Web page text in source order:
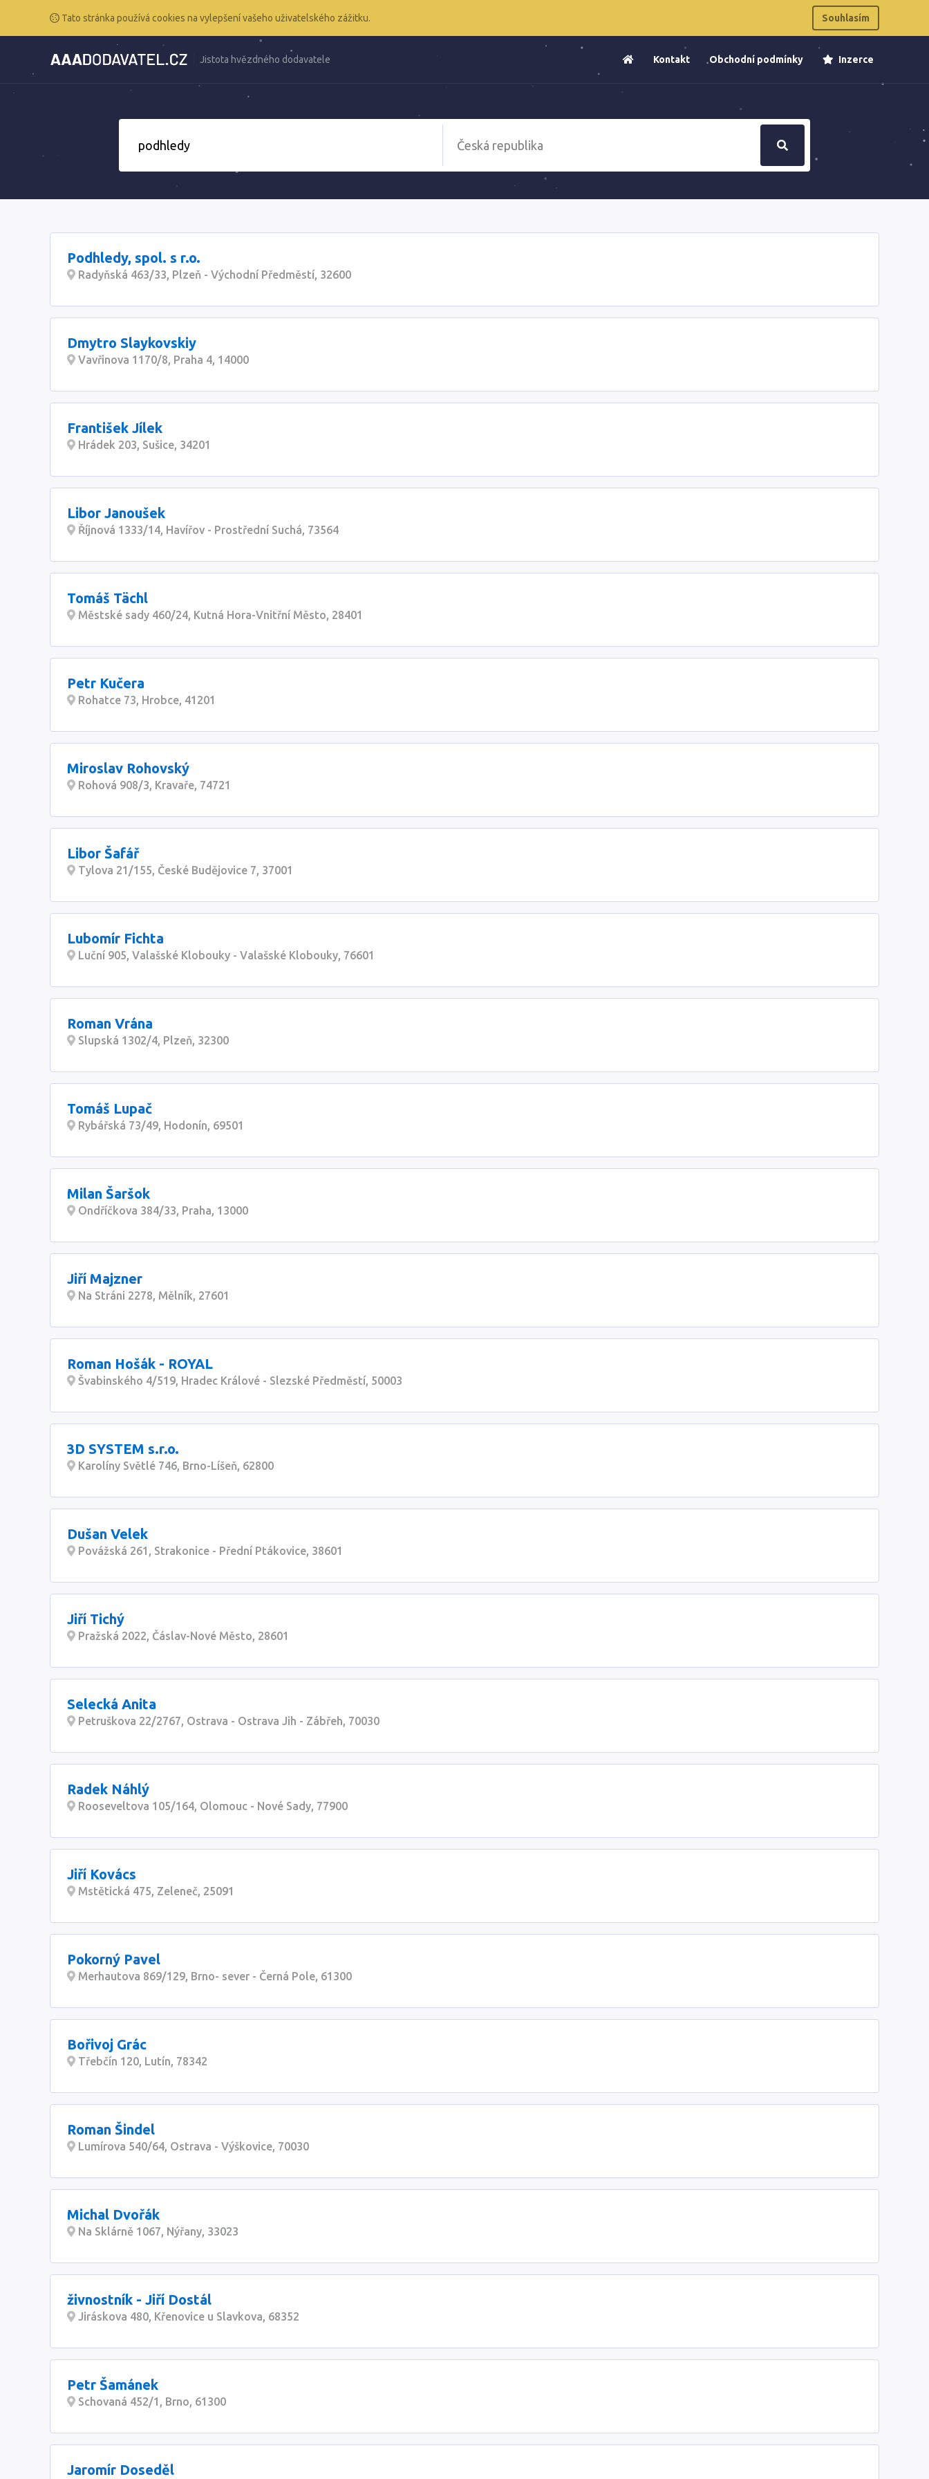
Tato stránka používá cookies na vylepšení vašeho uživatelského zážitku. Souhlasím
Jistota hvězdného dodavatele Kontakt Obchodní podmínky Inzerce
Podhledy, spol. s r.o.
Radyňská 463/33, Plzeň - Východní Předměstí, 32600
Dmytro Slaykovskiy
Vavřinova 1170/8, Praha 4, 14000
František Jílek
Hrádek 203, Sušice, 34201
Libor Janoušek
Říjnová 1333/14, Havířov - Prostřední Suchá, 73564
Tomáš Tächl
Městské sady 460/24, Kutná Hora-Vnitřní Město, 28401
Petr Kučera
Rohatce 73, Hrobce, 41201
Miroslav Rohovský
Rohová 908/3, Kravaře, 74721
Libor Šafář
Tylova 21/155, České Budějovice 7, 37001
Lubomír Fichta
Luční 905, Valašské Klobouky - Valašské Klobouky, 76601
Roman Vrána
Slupská 1302/4, Plzeň, 32300
Tomáš Lupač
Rybářská 73/49, Hodonín, 69501
Milan Šaršok
Ondříčkova 384/33, Praha, 13000
Jiří Majzner
Na Stráni 2278, Mělník, 27601
Roman Hošák - ROYAL
Švabinského 4/519, Hradec Králové - Slezské Předměstí, 50003
3D SYSTEM s.r.o.
Karolíny Světlé 746, Brno-Líšeň, 62800
Dušan Velek
Povážská 261, Strakonice - Přední Ptákovice, 38601
Jiří Tichý
Pražská 2022, Čáslav-Nové Město, 28601
Selecká Anita
Petruškova 22/2767, Ostrava - Ostrava Jih - Zábřeh, 70030
Radek Náhlý
Rooseveltova 105/164, Olomouc - Nové Sady, 77900
Jiří Kovács
Mstětická 475, Zeleneč, 25091
Pokorný Pavel
Merhautova 869/129, Brno- sever - Černá Pole, 61300
Bořivoj Grác
Třebčín 120, Lutín, 78342
Roman Šindel
Lumírova 540/64, Ostrava - Výškovice, 70030
Michal Dvořák
Na Sklárně 1067, Nýřany, 33023
živnostník - Jiří Dostál
Jiráskova 480, Křenovice u Slavkova, 68352
Petr Šamánek
Schovaná 452/1, Brno, 61300
Jaromír Doseděl